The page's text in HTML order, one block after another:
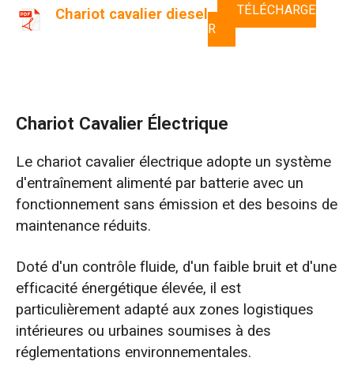
Chariot cavalier diesel
TÉLÉCHARGE
R
Chariot Cavalier Électrique
Le chariot cavalier électrique adopte un système
d'entraînement alimenté par batterie avec un
fonctionnement sans émission et des besoins de
maintenance réduits.
Doté d'un contrôle fluide, d'un faible bruit et d'une
efficacité énergétique élevée, il est
particulièrement adapté aux zones logistiques
intérieures ou urbaines soumises à des
réglementations environnementales.